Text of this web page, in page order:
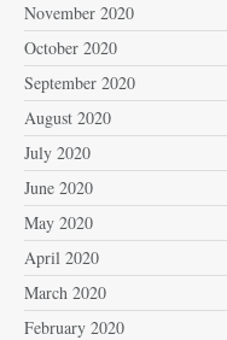
November 2020
October 2020
September 2020
August 2020
July 2020
June 2020
May 2020
April 2020
March 2020
February 2020